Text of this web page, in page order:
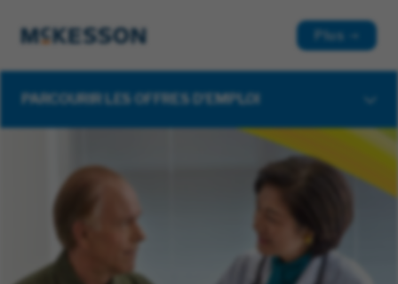
Plus
PARCOURIR LES OFFRES D'EMPLOI